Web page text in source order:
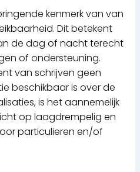
kenmerk van van
Dit betekent
de dag of nacht terecht
of ondersteuning.
van schrijven geen
beschikbaar is over de
is het aannemelijk
op laagdrempelig en
particulieren en/of